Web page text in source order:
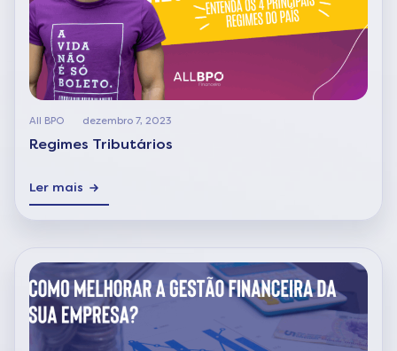
All BPO dezembro 7, 2023
Regimes Tributários
Ler mais